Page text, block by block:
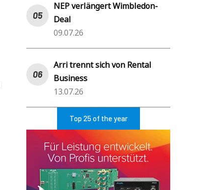
NEP verlängert Wimbledon-
Deal
09.07.26
Arri trennt sich von Rental
Business
13.07.26
Top 25 of the year